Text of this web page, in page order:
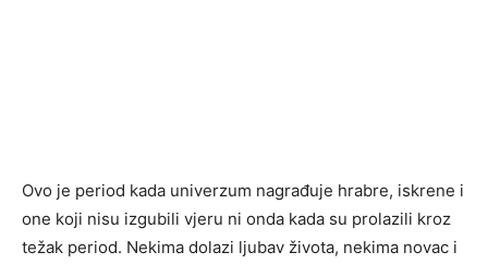
Ovo je period kada univerzum nagrađuje hrabre, iskrene i
one koji nisu izgubili vjeru ni onda kada su prolazili kroz
težak period. Nekima dolazi ljubav života, nekima novac i